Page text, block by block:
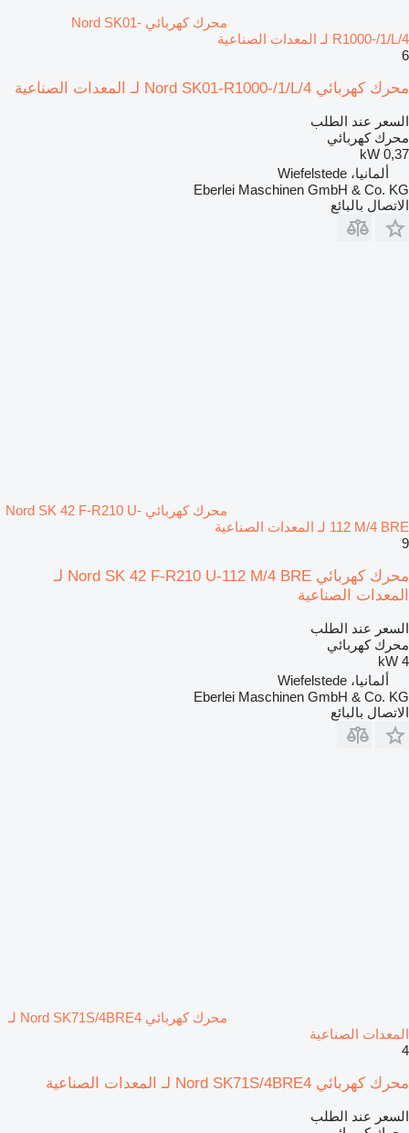
محرك كهربائي Nord SK01-
R1000-/1/L/4 لـ المعدات الصناعية
6
محرك كهربائي Nord SK01-R1000-/1/L/4 لـ المعدات الصناعية
السعر عند الطلب
محرك كهربائي
0,37 kW
ألمانيا، Wiefelstede
Eberlei Maschinen GmbH & Co. KG
الاتصال بالبائع
محرك كهربائي Nord SK 42 F-R210 U-
112 M/4 BRE لـ المعدات الصناعية
9
محرك كهربائي Nord SK 42 F-R210 U-112 M/4 BRE لـ
المعدات الصناعية
السعر عند الطلب
محرك كهربائي
4 kW
ألمانيا، Wiefelstede
Eberlei Maschinen GmbH & Co. KG
الاتصال بالبائع
محرك كهربائي Nord SK71S/4BRE4 لـ
المعدات الصناعية
4
محرك كهربائي Nord SK71S/4BRE4 لـ المعدات الصناعية
السعر عند الطلب